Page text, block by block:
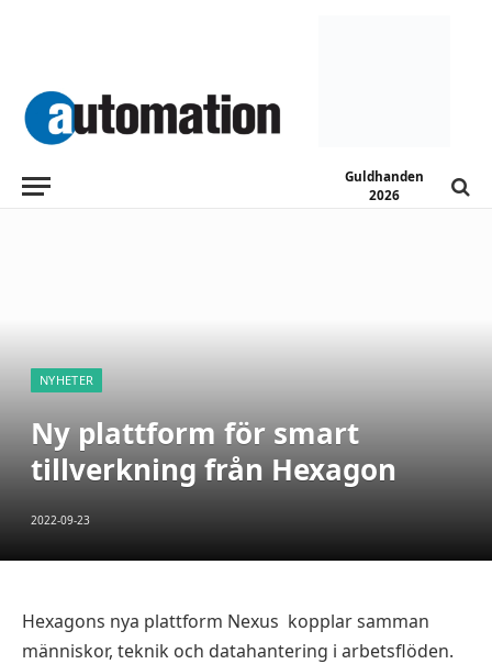
Guldhanden
2026
NYHETER
Ny plattform för smart
tillverkning från Hexagon
2022-09-23
Hexagons nya plattform Nexus kopplar samman
människor, teknik och datahantering i arbetsflöden.